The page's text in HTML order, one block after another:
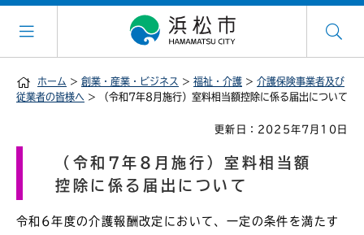
ホーム > 創業・産業・ビジネス > 福祉・介護 > 介護保険事業者及び
従業者の皆様へ > （令和7年8月施行）室料相当額控除に係る届出について
更新日：2025年7月10日
（令和7年8月施行）室料相当額
控除に係る届出について
令和6年度の介護報酬改定において、一定の条件を満たす